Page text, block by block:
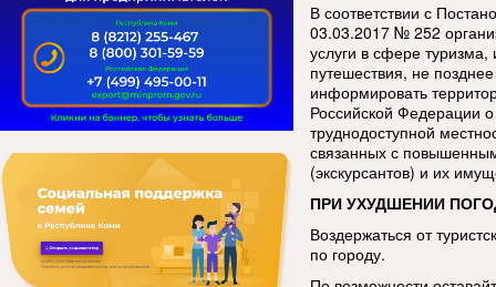
В соответствии с
03.03.2017 № 252
услуги в сфере
путешествия, не
информировать
Российской Федерации
труднодоступной
связанных с
(экскурсантов) и их
ПРИ УХУДШЕНИИ
Воздержаться от
по городу.